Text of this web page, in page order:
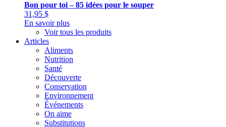
Bon pour toi – 85 idées pour le souper
31,95 $
En savoir plus
Voir tous les produits
Articles
Aliments
Nutrition
Santé
Découverte
Conservation
Environnement
Événements
On aime
Substitutions